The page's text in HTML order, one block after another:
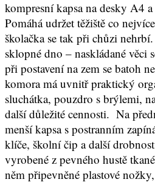
kompresní kapsa na desky A4
Pomáhá udržet těžiště co
školačka se tak při chůzi
sklopné dno – naskládané věci
při postavení na zem se batoh
komora má uvnitř praktický
sluchátka, pouzdro s brýlemi,
další důležité cennosti. Na
menší kapsa s postranním
klíče, školní čip a další
vyrobené z pevného hustě
něm připevněné plastové